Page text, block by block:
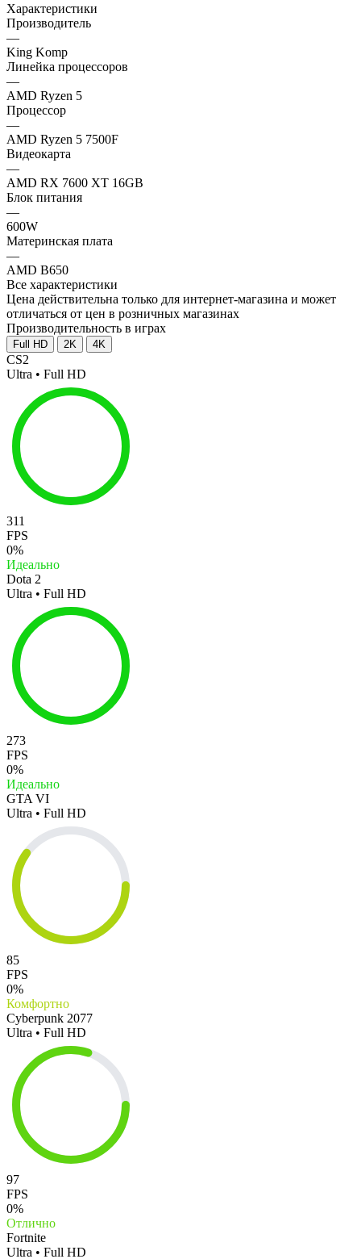
Характеристики
Производитель
—
King Komp
Линейка процессоров
—
AMD Ryzen 5
Процессор
—
AMD Ryzen 5 7500F
Видеокарта
—
AMD RX 7600 XT 16GB
Блок питания
—
600W
Материнская плата
—
AMD B650
Все характеристики
Цена действительна только для интернет-магазина и может
отличаться от цен в розничных магазинах
Производительность в играх
Full HD 2K 4K
CS2
Ultra • Full HD
311
FPS
0%
Идеально
Dota 2
Ultra • Full HD
273
FPS
0%
Идеально
GTA VI
Ultra • Full HD
85
FPS
0%
Комфортно
Cyberpunk 2077
Ultra • Full HD
97
FPS
0%
Отлично
Fortnite
Ultra • Full HD